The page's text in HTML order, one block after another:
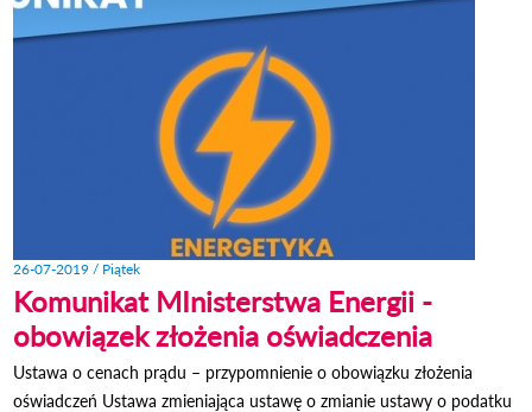
26-07-2019 / Piątek
Komunikat MInisterstwa Energii -
obowiązek złożenia oświadczenia
Ustawa o cenach prądu – przypomnienie o obowiązku złożenia
oświadczeń Ustawa zmieniająca ustawę o zmianie ustawy o podatku